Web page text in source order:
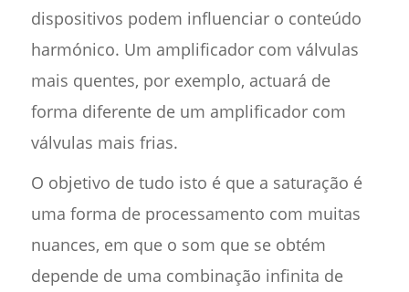
dispositivos podem influenciar o conteúdo
harmónico. Um amplificador com válvulas
mais quentes, por exemplo, actuará de
forma diferente de um amplificador com
válvulas mais frias.
O objetivo de tudo isto é que a saturação é
uma forma de processamento com muitas
nuances, em que o som que se obtém
depende de uma combinação infinita de